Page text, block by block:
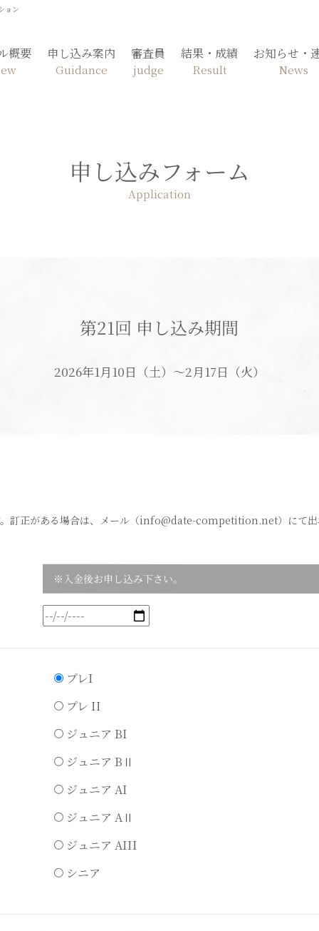
ョン
概要 申し込み案内
Guidance
審査員
judge
結果・成績
Result
お知らせ・
News
申し込みフォーム
Application
第21回 申し込み期間
2026年1月10日（土）～2月17日（火）
訂正がある場合は、メール（info@date-competition.net）にて
※入金後お申し込み下さい。
プレI
プレ II
ジュニア BI
ジュニア BⅡ
ジュニア AI
ジュニア AⅡ
ジュニア AIII
シニア